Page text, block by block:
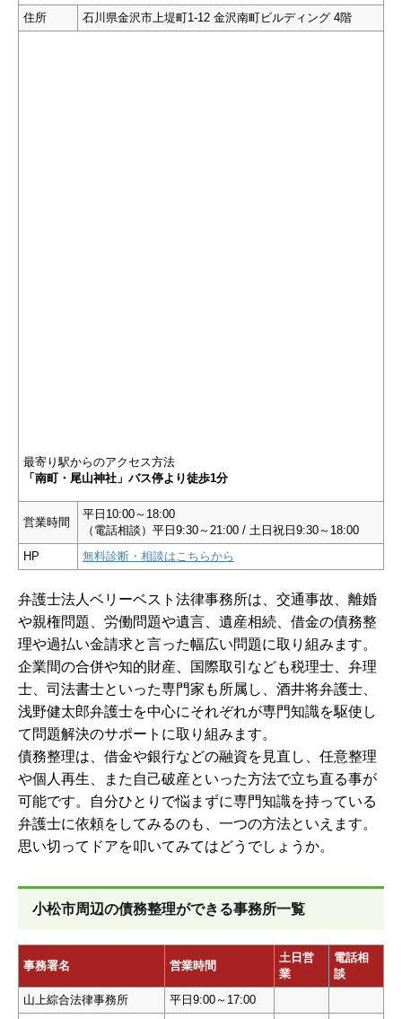
住所
石川県金沢市上堤町1-12 金沢南町ビルディング 4階
最寄り駅からのアクセス方法
「南町・尾山神社」バス停より徒歩1分
営業時間
平日10:00～18:00
（電話相談）平日9:30～21:00 / 土日祝日9:30～18:00
HP
無料診断・相談はこちらから
弁護士法人ベリーベスト法律事務所は、交通事故、離婚
や親権問題、労働問題や遺言、遺産相続、借金の債務整
理や過払い金請求と言った幅広い問題に取り組みます。
企業間の合併や知的財産、国際取引なども税理士、弁理
士、司法書士といった専門家も所属し、酒井将弁護士、
浅野健太郎弁護士を中心にそれぞれが専門知識を駆使し
て問題解決のサポートに取り組みます。
債務整理は、借金や銀行などの融資を見直し、任意整理
や個人再生、また自己破産といった方法で立ち直る事が
可能です。自分ひとりで悩まずに専門知識を持っている
弁護士に依頼をしてみるのも、一つの方法といえます。
思い切ってドアを叩いてみてはどうでしょうか。
小松市周辺の債務整理ができる事務所一覧
事務署名 営業時間
土日営
業
電話相
談
山上綜合法律事務所
平日9:00～17:00